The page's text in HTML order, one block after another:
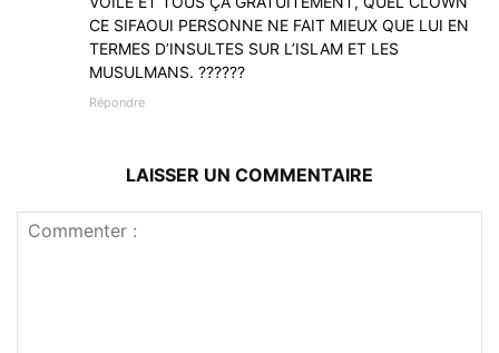
CE SIFAOUI PERSONNE NE FAIT MIEUX QUE LUI EN
TERMES D’INSULTES SUR L’ISLAM ET LES
MUSULMANS. ??????
Répondre
LAISSER UN COMMENTAIRE